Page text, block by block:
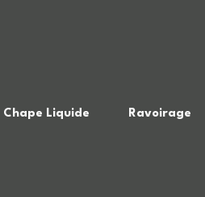
Chape Liquide Ravoirage